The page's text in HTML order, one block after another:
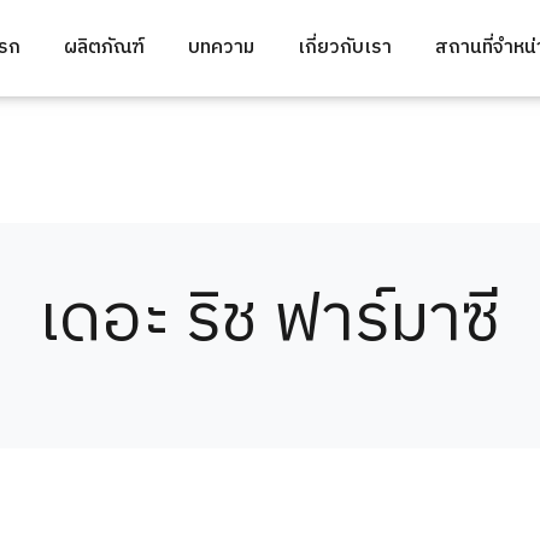
ก ผลิตภัณฑ์ บทความ เกี่ยวกับเรา สถานที่จำห
เดอะ ริช ฟาร์มาซี